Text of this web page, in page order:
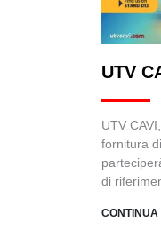
UTV
2024
UTV
fornitura
di
CONTINUA